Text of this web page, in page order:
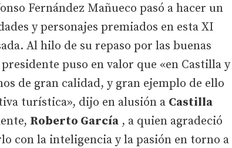
Fernández Mañueco pasó a hacer un
y personajes premiados en esta XI
Al hilo de su repaso por las buenas
puso en valor que «en Castilla y
de gran calidad, y gran ejemplo de ello
turística», dijo en alusión a Castilla
Roberto García , a quien agradeció
con la inteligencia y la pasión en torno a